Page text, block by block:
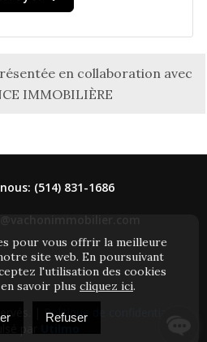
en collaboration avec
IMMOBILIÈRE
pour vous offrir la meilleure
site web. En poursuivant
l'utilisation des cookies
savoir plus cliquez ici.
Refuser
(514) 831-1686
|
Politique de confidentialité
par